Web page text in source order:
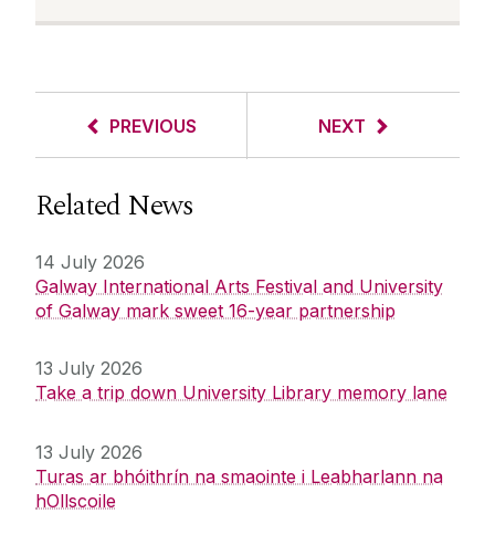
PREVIOUS NEXT
Related News
14 July 2026
Galway International Arts Festival and University
of Galway mark sweet 16-year partnership
13 July 2026
Take a trip down University Library memory lane
13 July 2026
Turas ar bhóithrín na smaointe i Leabharlann na
hOllscoile